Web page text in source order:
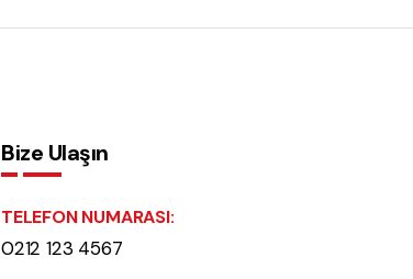
Bize Ulaşın
TELEFON NUMARASI:
0212 123 4567